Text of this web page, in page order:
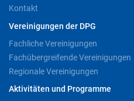
Kontakt
Vereinigungen der DPG
Fachliche Vereinigungen
Fachübergreifende Vereinigungen
Regionale Vereinigungen
Aktivitäten und Programme